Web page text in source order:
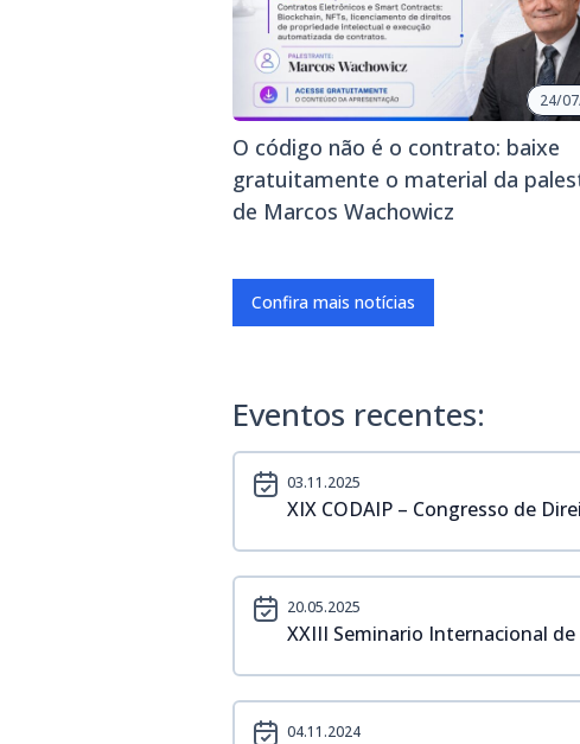
24/
O código não é o contrato: baixe
gratuitamente o material da
de Marcos Wachowicz
Confira mais notícias
Eventos recentes:
03.11.2025
XIX CODAIP – Congresso de
20.05.2025
XXIII Seminario Internacional
04.11.2024